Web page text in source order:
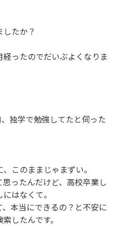
たか？
ったのでだいぶよくなりま
独学で勉強してたと伺った
このままじゃまずい。
ったんだけど、高校卒業し
はなくて。
本当にできるの？と不安に
したんです。